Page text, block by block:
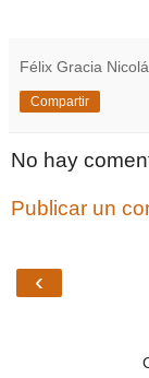
Félix Gracia
Compartir
No hay
Publicar un
‹